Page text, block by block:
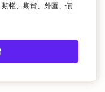
權、期貨、外匯、債